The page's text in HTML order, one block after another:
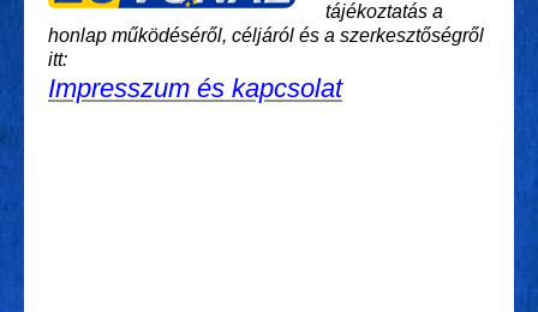
tájékoztatás a
honlap működéséről, céljáról és a szerkesztőségről
itt:
Impresszum és kapcsolat